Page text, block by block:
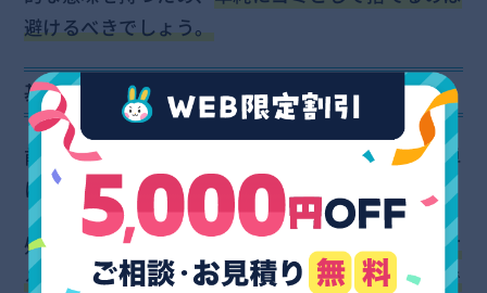
避けるべきでしょう。
基本的に相談をして進める
前述の通り、仏壇は宗教的な意味合いもあり、簡単
に捨てられないものという考えが一般的です。
処分をする場合には、お寺や専門の業者に相談をす
るなど適切な対応を踏むことが重要となってくるで